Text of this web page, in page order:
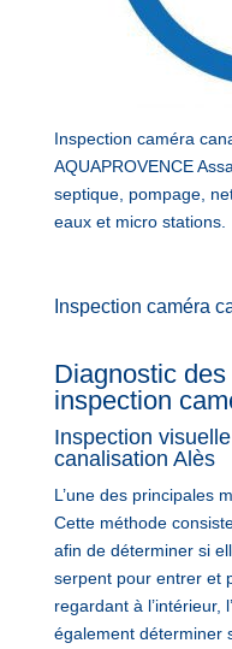
Inspection caméra
AQUAPROVENCE
septique, pompage,
eaux et micro stations.
Inspection caméra
Diagnostic
inspection
Inspection
canalisation Alès
L’une des principales
Cette méthode
afin de déterminer si
serpent pour entrer et
regardant à l’intérieur,
également déterminer